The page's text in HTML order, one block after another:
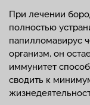
При лечении
полностью
папилломавирус
организм, он
иммунитет
сводить к